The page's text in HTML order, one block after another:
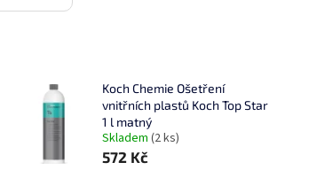
Koch Chemie Ošetření
vnitřních plastů Koch Top Star
1 l matný
Skladem(2 ks)
572 Kč